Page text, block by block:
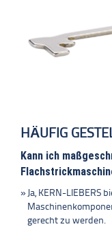
HÄUFIG
Kann ich
Ja, KERN-LIEBERS
gerecht zu werden.